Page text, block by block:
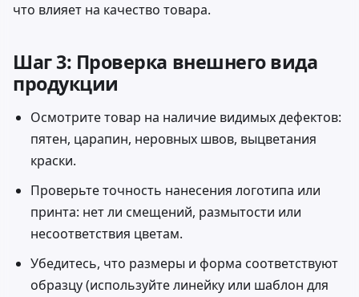
что влияет на качество товара.
Шаг 3: Проверка внешнего вида
продукции
Осмотрите товар на наличие видимых дефектов:
пятен, царапин, неровных швов, выцветания
краски.
Проверьте точность нанесения логотипа или
принта: нет ли смещений, размытости или
несоответствия цветам.
Убедитесь, что размеры и форма соответствуют
образцу (используйте линейку или шаблон для